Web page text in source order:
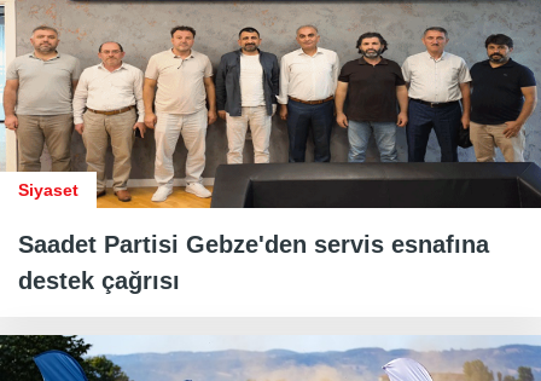
Siyaset
Saadet Partisi Gebze'den servis esnafına
destek çağrısı